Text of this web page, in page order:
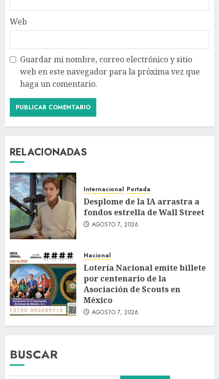
Web
Guardar mi nombre, correo electrónico y sitio
web en este navegador para la próxima vez que
haga un comentario.
RELACIONADAS
Internacional Portada
Desplome de la IA arrastra a
fondos estrella de Wall Street
AGOSTO 7, 2026
Nacional
Lotería Nacional emite billete
por centenario de la
Asociación de Scouts en
México
AGOSTO 7, 2026
BUSCAR